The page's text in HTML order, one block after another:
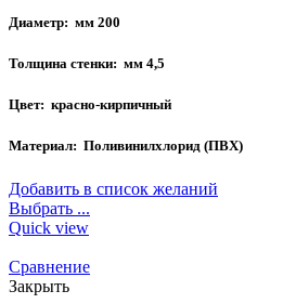
Диаметр: мм 200
Толщина стенки: мм 4,5
Цвет: красно-кирпичный
Материал: Поливинилхлорид (ПВХ)
Добавить в список желаний
Выбрать ...
Quick view
Сравнение
Закрыть